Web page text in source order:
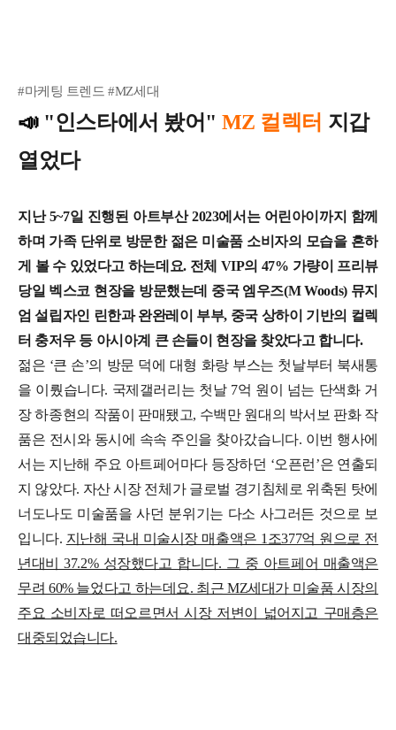
#마케팅 트렌드 #MZ세대
📣 "인스타에서 봤어" MZ 컬렉터 지갑
열었다
지난 5~7일 진행된 아트부산 2023에서는 어린아이까지 함께
하며 가족 단위로 방문한 젊은 미술품 소비자의 모습을 흔하
게 볼 수 있었다고 하는데요. 전체 VIP의 47% 가량이 프리뷰
당일 벡스코 현장을 방문했는데 중국 엠우즈(M Woods) 뮤지
엄 설립자인 린한과 완완레이 부부, 중국 상하이 기반의 컬렉
터 충저우 등 아시아계 큰 손들이 현장을 찾았다고 합니다.
젊은 ‘큰 손’의 방문 덕에 대형 화랑 부스는 첫날부터 북새통
을 이뤘습니다. 국제갤러리는 첫날 7억 원이 넘는 단색화 거
장 하종현의 작품이 판매됐고, 수백만 원대의 박서보 판화 작
품은 전시와 동시에 속속 주인을 찾아갔습니다. 이번 행사에
서는 지난해 주요 아트페어마다 등장하던 ‘오픈런’은 연출되
지 않았다. 자산 시장 전체가 글로벌 경기침체로 위축된 탓에
너도나도 미술품을 사던 분위기는 다소 사그러든 것으로 보
입니다. 지난해 국내 미술시장 매출액은 1조377억 원으로 전
년대비 37.2% 성장했다고 합니다. 그 중 아트페어 매출액은
무려 60% 늘었다고 하는데요. 최근 MZ세대가 미술품 시장의
주요 소비자로 떠오르면서 시장 저변이 넓어지고 구매층은
대중되었습니다.